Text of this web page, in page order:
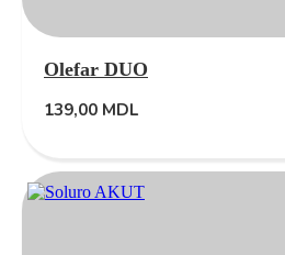
Olefar DUO
139,00 MDL